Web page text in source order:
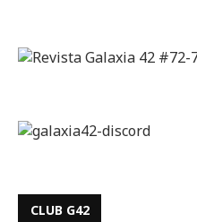
CLUB G42